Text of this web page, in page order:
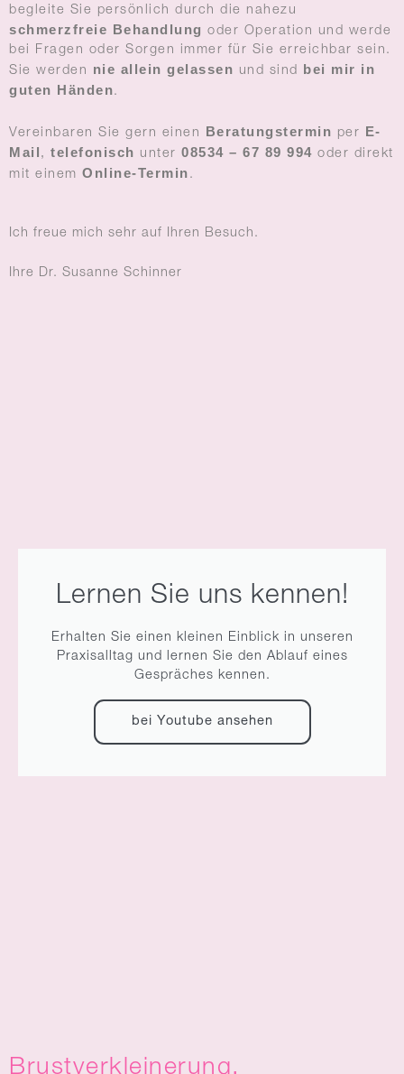
begleite Sie persönlich durch die nahezu
schmerzfreie Behandlung oder Operation und werde
bei Fragen oder Sorgen immer für Sie erreichbar sein.
Sie werden
nie allein gelassen und sind
bei mir in
guten Händen.
Vereinbaren Sie gern einen Beratungstermin per
E-
Mail
, telefonisch unter 08534 – 67 89 994 oder direkt
mit einem Online-Termin .
Ich freue mich sehr auf Ihren Besuch.
Ihre Dr. Susanne Schinner
Lernen Sie uns kennen!
Erhalten Sie einen kleinen Einblick in unseren
Praxisalltag und lernen Sie den Ablauf eines
Gespräches kennen.
bei Youtube ansehen